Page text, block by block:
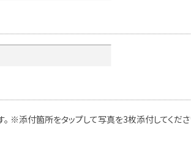
※添付箇所をタップして写真を3枚添付してくだ